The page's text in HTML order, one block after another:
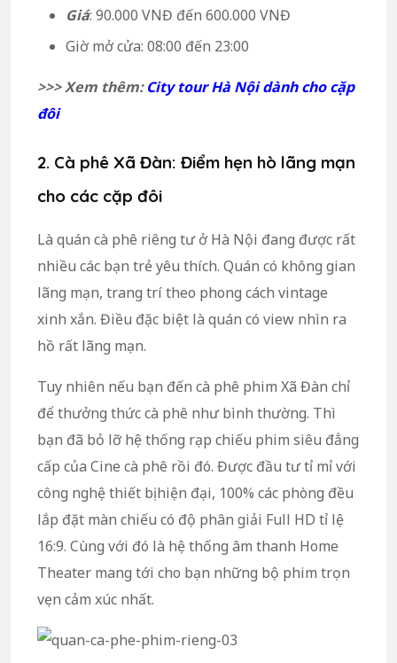
Giá: 90.000 VNĐ đến 600.000 VNĐ
Giờ mở cửa: 08:00 đến 23:00
>>> Xem thêm:City tour Hà Nội dành cho cặp
đôi
2. Cà phê Xã Đàn: Điểm hẹn hò lãng mạn
cho các cặp đôi
Là quán cà phê riêng tư ở Hà Nội đang được rất
nhiều các bạn trẻ yêu thích. Quán có không gian
lãng mạn, trang trí theo phong cách vintage
xinh xắn. Điều đặc biệt là quán có view nhìn ra
hồ rất lãng mạn.
Tuy nhiên nếu bạn đến cà phê phim Xã Đàn chỉ
để thưởng thức cà phê như bình thường. Thì
bạn đã bỏ lỡ hệ thống rạp chiếu phim siêu đẳng
cấp của Cine cà phê rồi đó. Được đầu tư tỉ mỉ với
công nghệ thiết bị hiện đại, 100% các phòng đều
lắp đặt màn chiếu có độ phân giải Full HD tỉ lệ
16:9. Cùng với đó là hệ thống âm thanh Home
Theater mang tới cho bạn những bộ phim trọn
vẹn cảm xúc nhất.